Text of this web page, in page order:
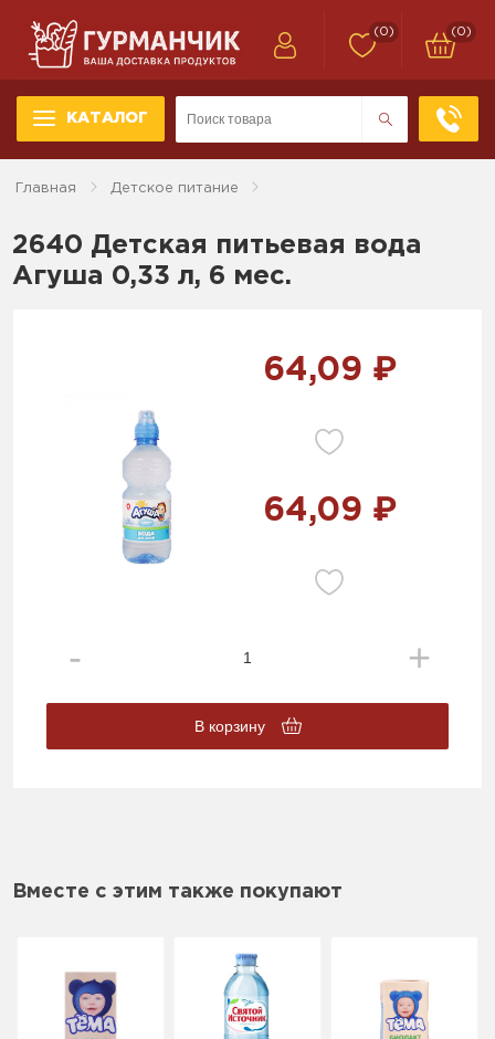
КАТАЛОГ
(0) (0)
Главная Детское питание
2640 Детская питьевая вода
Агуша 0,33 л, 6 мес.
64,09 ₽
64,09 ₽
В корзину
Вместе с этим также покупают